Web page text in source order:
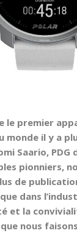
le premier
monde il y a
Saario, PDG
pionniers,
de
dans
et la
nous